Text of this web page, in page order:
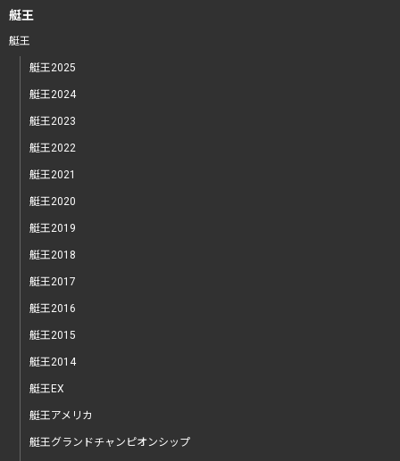
艇王
艇王
艇王2025
艇王2024
艇王2023
艇王2022
艇王2021
艇王2020
艇王2019
艇王2018
艇王2017
艇王2016
艇王2015
艇王2014
艇王EX
艇王アメリカ
艇王グランドチャンピオンシップ